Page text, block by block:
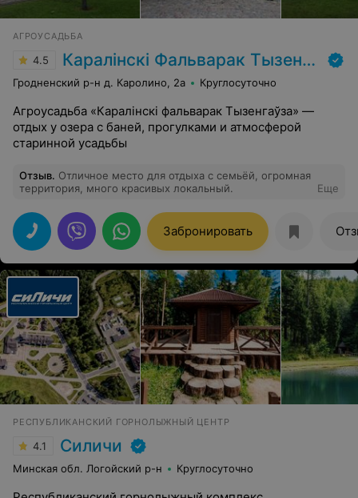
АГРОУСАДЬБА
4.5 Каралінскі Фальварак Тызенгаўза
Гродненский р-н д. Каролино, 2а Круглосуточно
Агроусадьба «Каралінскі фальварак Тызенгаўза» —
отдых у озера с баней, прогулками и атмосферой
старинной усадьбы
Отзыв. Отличное место для отдыха с семьёй, огромная
территория, много красивых локальный.
Еще
Забронировать
РЕСПУБЛИКАНСКИЙ ГОРНОЛЫЖНЫЙ ЦЕНТР
4.1 Силичи
Минская обл. Логойский р-н Круглосуточно